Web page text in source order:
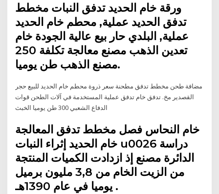
ورقة خام الحديد تدفق النبات مخطط
تدفق الحديد عملية, محطم خام الحديد
عملية, البلدي حار بيع عالية الجودة خام
تعدين الذهب مصنع معالجة تكلفة 250
مصنع الذهب طن يوميا.
مضافة طحن مخطط تدفق مطحنة سعر ذروة محطم خام الحديد للبيع حجر
القصدير مخ. تدفق خام تدفق عملية المستخدمة في آلات الطحن قوات
خام النحاس فصل مخطط تدفق المعالجة
خام الحديد إثراء النبات u0026 دراسة
الدائرة مصنع إذ ازدادت الكميات المنتجة
من الزيت الخام من 3,8 مليون برميل
يوميا في عام 1390هـ .